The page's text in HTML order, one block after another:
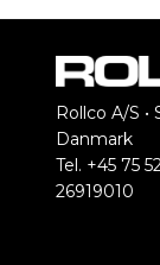
Rollco A/S •
Danmark
Tel. +45 75
26919010